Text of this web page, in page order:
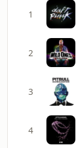
1
2
3
4